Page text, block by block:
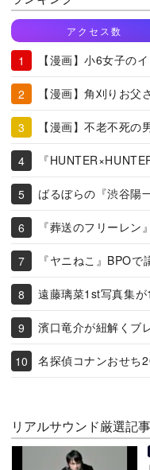
アクセス数
【漫画】小6女子の
【漫画】角刈りお父
【漫画】不老不死の
『
ばるぼらの『渋谷陽
『葬送のフリーレン
『ヤニねこ』BPO
遠藤璃菜1st写真集
濱口竜介が紐解くブ
名探偵コナンおせち
リアルサウンド厳選記事